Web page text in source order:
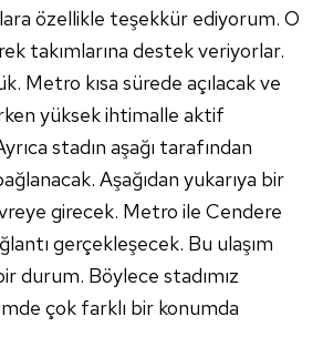
özellikle teşekkür ediyorum. O
takımlarına destek veriyorlar.
Metro kısa sürede açılacak ve
yüksek ihtimalle aktif
stadın aşağı tarafından
Aşağıdan yukarıya bir
girecek. Metro ile Cendere
gerçekleşecek. Bu ulaşım
durum. Böylece stadımız
çok farklı bir konumda